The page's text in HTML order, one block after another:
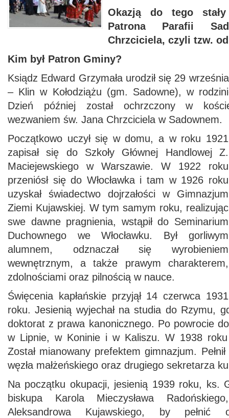
Okazją do tego
Patrona Parafii
Chrzciciela, czyli tzw.
Kim był Patron Gminy?
Ksiądz Edward Grzymała urodził się 29
– Klin w Kołodziążu (gm. Sadowne), w
Dzień później został ochrzczony w
wezwaniem św. Jana Chrzciciela w Sadownem.
Początkowo uczył się w domu, a w roku 1921
zapisał się do Szkoły Głównej Handlowej Z.
Maciejewskiego w Warszawie. W 1922 roku
przeniósł się do Włocławka i tam w 1926 roku
uzyskał świadectwo dojrzałości w Gimnazjum
Ziemi Kujawskiej. W tym samym roku, realizując
swe dawne pragnienia, wstąpił do Seminarium
Duchownego we Włocławku. Był gorliwym
alumnem, odznaczał się wyrobieniem
wewnętrznym, a także prawym charakterem,
zdolnościami oraz pilnością w nauce.
Święcenia kapłańskie przyjął 14 czerwca 1931
roku. Jesienią wyjechał na studia do Rzymu,
doktorat z prawa kanonicznego. Po powrocie
w Lipnie, w Koninie i w Kaliszu. W 1938 roku
Został mianowany prefektem gimnazjum.
węzła małżeńskiego oraz drugiego sekretarza
Na początku okupacji, jesienią 1939 roku, ks.
biskupa Karola Mieczysława
Aleksandrowa Kujawskiego, by pełnić